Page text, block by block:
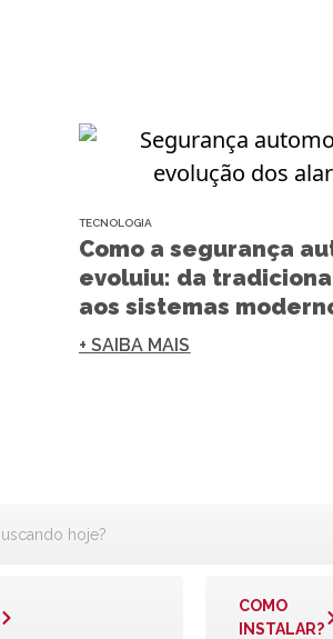
TECNOLOGIA
Como a segurança
evoluiu: da
aos sistemas
+ SAIBA MAIS
COMO
INSTALAR?